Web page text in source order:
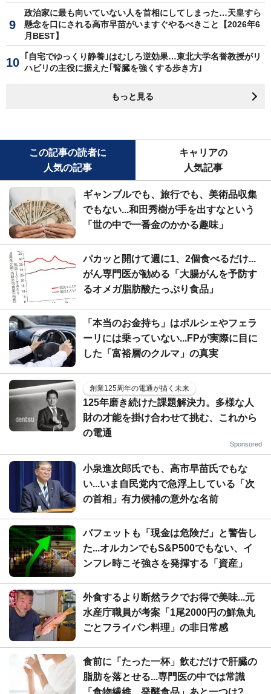
政治家に最も向いていない人を首相にしてしまった…天皇すら
懸念を口にされる高市早苗がいますぐやるべきこと【2026年6
月BEST】
｢自宅でゆっくり静養｣はむしろ逆効果…東北大学名誉教授がリ
ハビリの主役に据えた｢腎臓を強くする歩き方｣
もっと見る
この記事の読者に
人気の記事
キャリアの
人気記事
ギャンブルでも、旅行でも、美術品収集
でもない...和田秀樹が手を出すなという
「世の中で一番金のかかる趣味」
パカッと開けて週に1、2個食べるだけ...
がん専門医が勧める「大腸がんを予防す
るオメガ脂肪酸たっぷり食品」
「本当のお金持ち」はポルシェやフェラ
ーリには乗っていない...FPが実際に目に
した「富裕層のクルマ」の真実
創業125周年の電通が描く未来
125年磨き続けた課題解決力。多様な人
財の才能を掛け合わせて挑む、これから
の電通
Sponsored
小泉進次郎氏でも、高市早苗氏でもな
い...いま自民党内で急浮上している「次
の首相」有力候補の意外な名前
バフェットも「現金は危険だ」と警告し
た...オルカンでもS&P500でもない、イ
ンフレ時こそ強さを発揮する「資産」
外食するより断然ラクでお得で美味...元
水産庁職員が考案「1尾2000円の鮮魚丸
ごとフライパン料理」の非日常感
食前に「たった一杯」飲むだけで肝臓の
脂肪を落とせる...専門医の中では常識
「食物繊維、発酵食品」あと一つは?